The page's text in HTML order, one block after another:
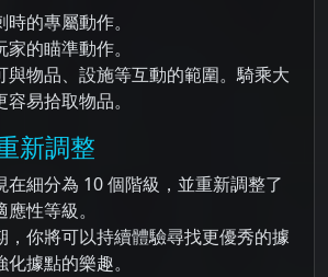
的專屬動作。
的瞄準動作。
與物品、設施等互動的範圍。騎乘大
易拾取物品。
新調整
在細分為 10 個階級，並重新調整了
性等級。
，你將可以持續體驗尋找更優秀的據
據點的樂趣。